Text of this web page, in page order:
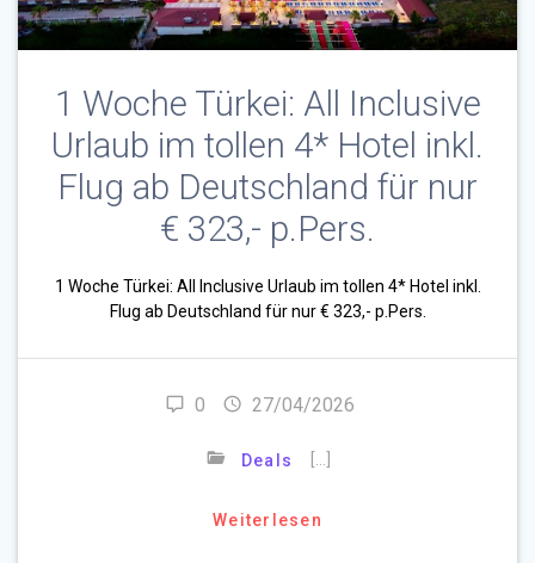
1 Woche Türkei: All Inclusive
Urlaub im tollen 4* Hotel inkl.
Flug ab Deutschland für nur
€ 323,- p.Pers.
1 Woche Türkei: All Inclusive Urlaub im tollen 4* Hotel inkl.
Flug ab Deutschland für nur € 323,- p.Pers.
0 27/04/2026
Deals […]
Weiterlesen